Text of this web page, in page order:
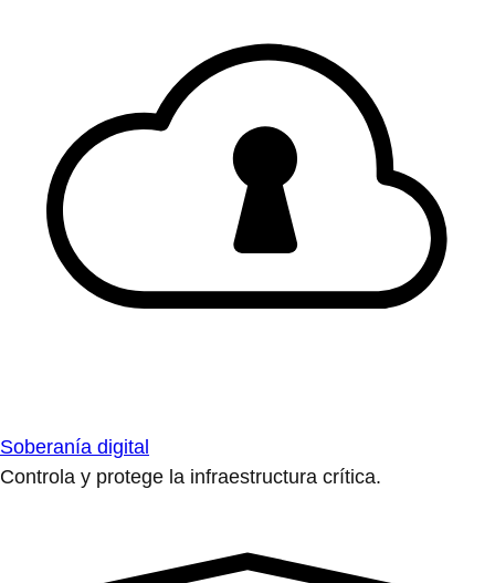
Soberanía digital
Controla y protege la infraestructura crítica.